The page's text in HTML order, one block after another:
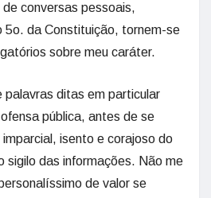
conversas pessoais,
5o. da Constituição, tornem-se
sobre meu caráter.
palavras ditas em particular
pública, antes de se
isento e corajoso do
sigilo das informações. Não me
de valor se